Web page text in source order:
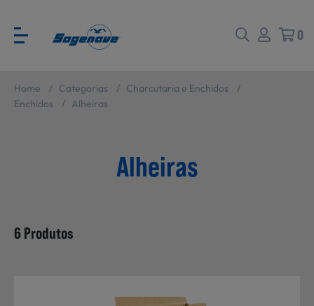
Voltar
Voltar
CATÁLOGO PARA EVENTOS
0
Home / Categorias / Charcutaria e Enchidos
/
Enchidos
/ Alheiras
Alheiras
6 Produtos